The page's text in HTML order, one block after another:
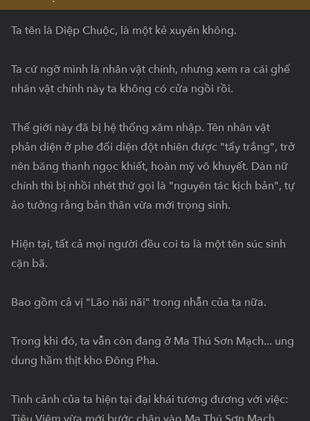
Ta tên là Diệp Chuộc, là một kẻ xuyên không.
Ta cứ ngỡ mình là nhân vật chính, nhưng xem ra cái ghế
nhân vật chính này ta không có cửa ngồi rồi.
Thế giới này đã bị hệ thống xâm nhập. Tên nhân vật
phản diện ở phe đối diện đột nhiên được "tẩy trắng", trở
nên băng thanh ngọc khiết, hoàn mỹ vô khuyết. Dàn nữ
chính thì bị nhồi nhét thứ gọi là "nguyên tác kịch bản", tự
ảo tưởng rằng bản thân vừa mới trọng sinh.
Hiện tại, tất cả mọi người đều coi ta là một tên súc sinh
cặn bã.
Bao gồm cả vị "Lão nãi nãi" trong nhẫn của ta nữa.
Trong khi đó, ta vẫn còn đang ở Ma Thú Sơn Mạch... ung
dung hầm thịt kho Đông Pha.
Tình cảnh của ta hiện tại đại khái tương đương với việc: